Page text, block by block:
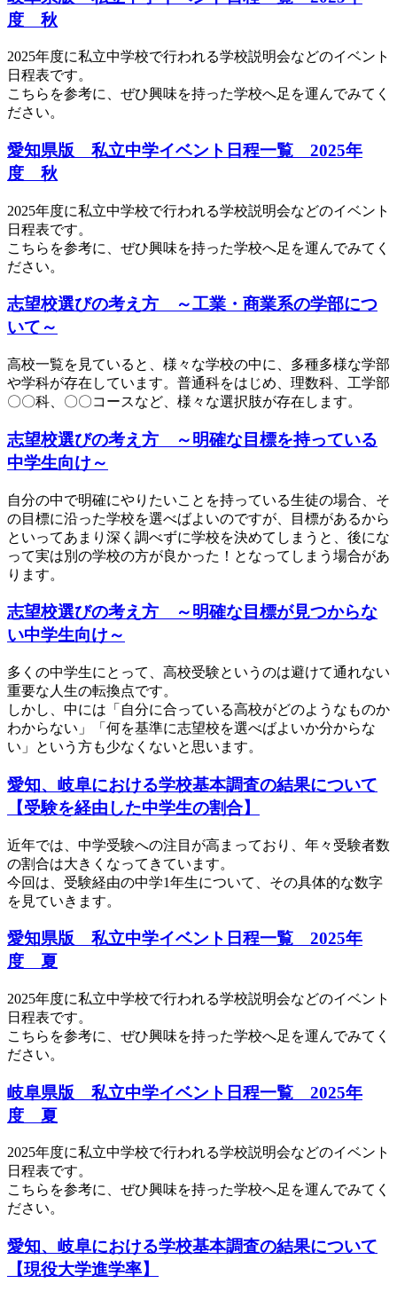
度 秋
2025年度に私立中学校で行われる学校説明会などのイベント
日程表です。
こちらを参考に、ぜひ興味を持った学校へ足を運んでみてく
ださい。
愛知県版 私立中学イベント日程一覧 2025年
度 秋
2025年度に私立中学校で行われる学校説明会などのイベント
日程表です。
こちらを参考に、ぜひ興味を持った学校へ足を運んでみてく
ださい。
志望校選びの考え方 ～工業・商業系の学部につ
いて～
高校一覧を見ていると、様々な学校の中に、多種多様な学部
や学科が存在しています。普通科をはじめ、理数科、工学部
〇〇科、〇〇コースなど、様々な選択肢が存在します。
志望校選びの考え方 ～明確な目標を持っている
中学生向け～
自分の中で明確にやりたいことを持っている生徒の場合、そ
の目標に沿った学校を選べばよいのですが、目標があるから
といってあまり深く調べずに学校を決めてしまうと、後にな
って実は別の学校の方が良かった！となってしまう場合があ
ります。
志望校選びの考え方 ～明確な目標が見つからな
い中学生向け～
多くの中学生にとって、高校受験というのは避けて通れない
重要な人生の転換点です。
しかし、中には「自分に合っている高校がどのようなものか
わからない」「何を基準に志望校を選べばよいか分からな
い」という方も少なくないと思います。
愛知、岐阜における学校基本調査の結果について
【受験を経由した中学生の割合】
近年では、中学受験への注目が高まっており、年々受験者数
の割合は大きくなってきています。
今回は、受験経由の中学1年生について、その具体的な数字
を見ていきます。
愛知県版 私立中学イベント日程一覧 2025年
度 夏
2025年度に私立中学校で行われる学校説明会などのイベント
日程表です。
こちらを参考に、ぜひ興味を持った学校へ足を運んでみてく
ださい。
岐阜県版 私立中学イベント日程一覧 2025年
度 夏
2025年度に私立中学校で行われる学校説明会などのイベント
日程表です。
こちらを参考に、ぜひ興味を持った学校へ足を運んでみてく
ださい。
愛知、岐阜における学校基本調査の結果について
【現役大学進学率】